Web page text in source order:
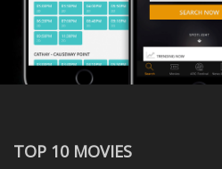
TOP 10 MOVIES